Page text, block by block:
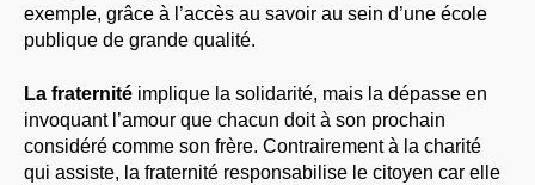
exemple, grâce à l’accès au savoir au sein d’une école
publique de grande qualité.
La fraternité implique la solidarité, mais la dépasse en
invoquant l’amour que chacun doit à son prochain
considéré comme son frère. Contrairement à la charité
qui assiste, la fraternité responsabilise le citoyen car elle